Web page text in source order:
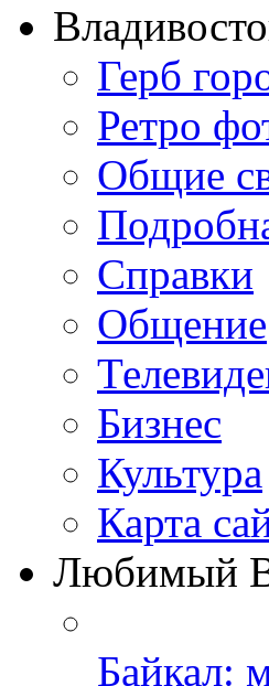
Герб
Ретро
Общие
Справки
Общение
Бизнеc
Культура
Карта
Любимый
Байкал: